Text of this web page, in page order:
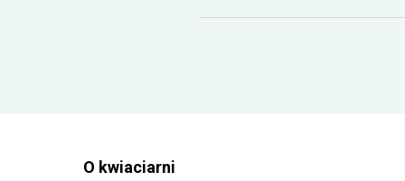
wyselekcjonowanych roślin, by wyjątkowe
O kwiaciarni